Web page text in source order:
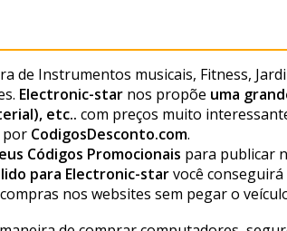
de Instrumentos musicais, Fitness,
Electronic-star nos propõe uma
etc.. com preços muito
por CodigosDesconto.com.
Códigos Promocionais para publicar
para Electronic-starvocê
nos websites sem pegar o